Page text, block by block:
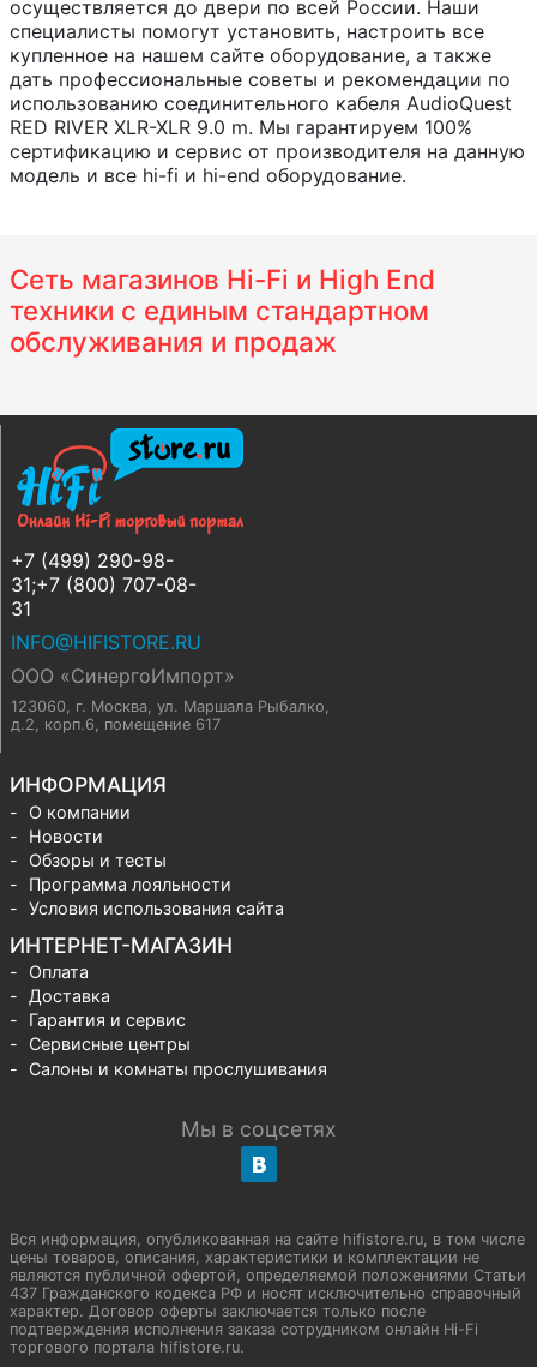
осуществляется до двери по всей России. Наши
специалисты помогут установить, настроить все
купленное на нашем сайте оборудование, а также
дать профессиональные советы и рекомендации по
использованию соединительного кабеля AudioQuest
RED RIVER XLR-XLR 9.0 m. Мы гарантируем 100%
сертификацию и сервис от производителя на данную
модель и все hi-fi и hi-end оборудование.
Сеть магазинов Hi-Fi и High End
техники с единым стандартном
обслуживания и продаж
+7 (499) 290-98-
31;+7 (800) 707-08-
31
INFO@HIFISTORE.RU
ООО «СинергоИмпорт»
123060, г. Москва, ул. Маршала Рыбалко,
д.2, корп.6, помещение 617
ИНФОРМАЦИЯ
О компании
Новости
Обзоры и тесты
Программа лояльности
Условия использования сайта
ИНТЕРНЕТ-МАГАЗИН
Оплата
Доставка
Гарантия и сервис
Сервисные центры
Салоны и комнаты прослушивания
Мы в соцсетях
Вся информация, опубликованная на сайте hifistore.ru, в том числе
цены товаров, описания, характеристики и комплектации не
являются публичной офертой, определяемой положениями Статьи
437 Гражданского кодекса РФ и носят исключительно справочный
характер. Договор оферты заключается только после
подтверждения исполнения заказа сотрудником онлайн Hi-Fi
торгового портала hifistore.ru.